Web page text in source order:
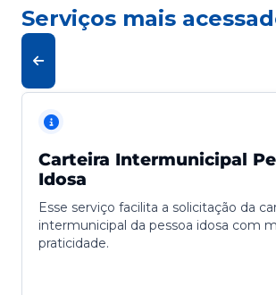
Serviços mais
Carteira Intermunicipal
Idosa
Esse serviço facilita a solicitação da
intermunicipal da pessoa idosa com
praticidade.